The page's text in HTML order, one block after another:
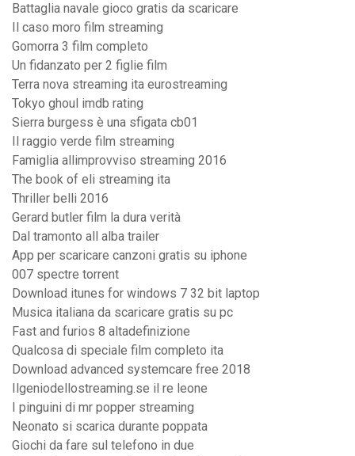
Battaglia navale gioco gratis da scaricare
Il caso moro film streaming
Gomorra 3 film completo
Un fidanzato per 2 figlie film
Terra nova streaming ita eurostreaming
Tokyo ghoul imdb rating
Sierra burgess è una sfigata cb01
Il raggio verde film streaming
Famiglia allimprovviso streaming 2016
The book of eli streaming ita
Thriller belli 2016
Gerard butler film la dura verità
Dal tramonto all alba trailer
App per scaricare canzoni gratis su iphone
007 spectre torrent
Download itunes for windows 7 32 bit laptop
Musica italiana da scaricare gratis su pc
Fast and furios 8 altadefinizione
Qualcosa di speciale film completo ita
Download advanced systemcare free 2018
Ilgeniodellostreaming.se il re leone
I pinguini di mr popper streaming
Neonato si scarica durante poppata
Giochi da fare sul telefono in due